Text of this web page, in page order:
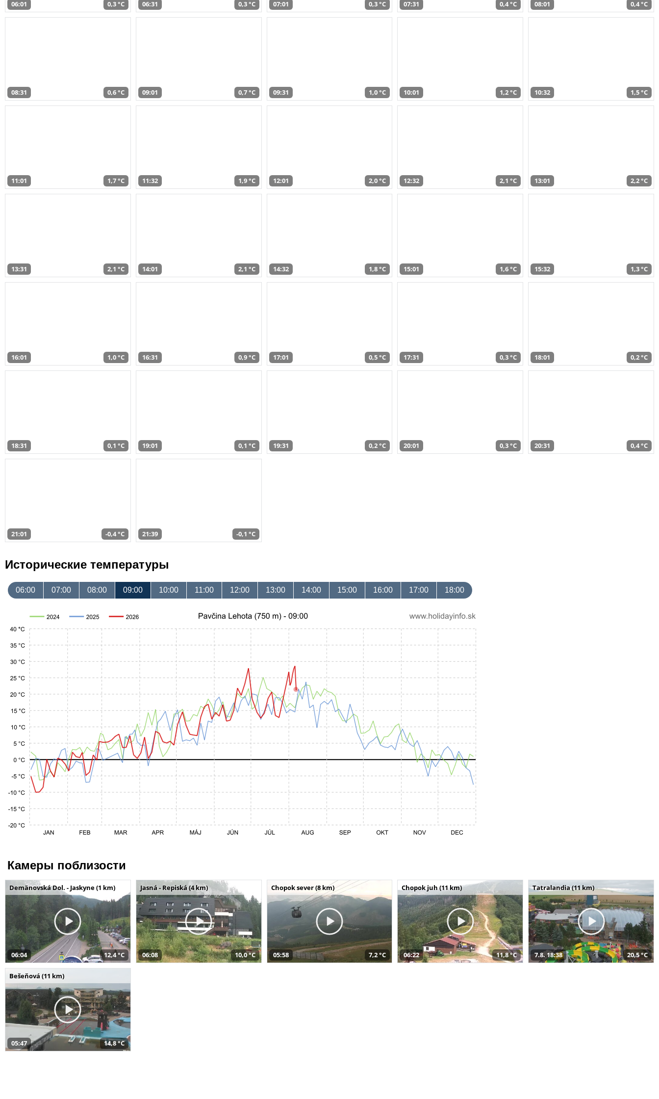
06:01 0,3 °C 06:31 0,3 °C 07:01 0,3 °C 07:31 0,4 °C 08:01 0,4 °C
08:31 0,6 °C 09:01 0,7 °C 09:31 1,0 °C 10:01 1,2 °C 10:32 1,5 °C
11:01 1,7 °C 11:32 1,9 °C 12:01 2,0 °C 12:32 2,1 °C 13:01 2,2 °C
13:31 2,1 °C 14:01 2,1 °C 14:32 1,8 °C 15:01 1,6 °C 15:32 1,3 °C
16:01 1,0 °C 16:31 0,9 °C 17:01 0,5 °C 17:31 0,3 °C 18:01 0,2 °C
18:31 0,1 °C 19:01 0,1 °C 19:31 0,2 °C 20:01 0,3 °C 20:31 0,4 °C
21:01 -0,4 °C 21:39 -0,1 °C
Исторические температуры
06:00 07:00 08:00 09:00 10:00 11:00 12:00 13:00 14:00 15:00 16:00 17:00 18:00
Камеры поблизости
Demänovská Dol. - Jaskyne (1 km)
06:04 12,4 °C
Jasná - Repiská (4 km)
06:08 10,0 °C
Chopok sever (8 km)
05:58 7,2 °C
Chopok juh (11 km)
06:22 11,8 °C
Tatralandia (11 km)
7.8. 18:38 20,5 °C
Bešeňová (11 km)
05:47 14,8 °C